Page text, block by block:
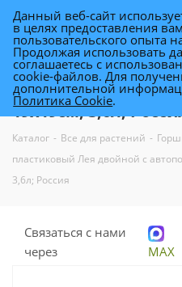
Горшок
автополивом,
19х19см, 3,6л;
Каталог - Все для растений -
пластиковый Лея двойной с
3,6л; Россия
Связаться с нами
через
MAX
Данный веб-сайт
в целях предоставления
пользовательского опыта
Продолжая использовать
соглашаетесь с
cookie-файлов. Для
дополнительной
Политика Cookie.